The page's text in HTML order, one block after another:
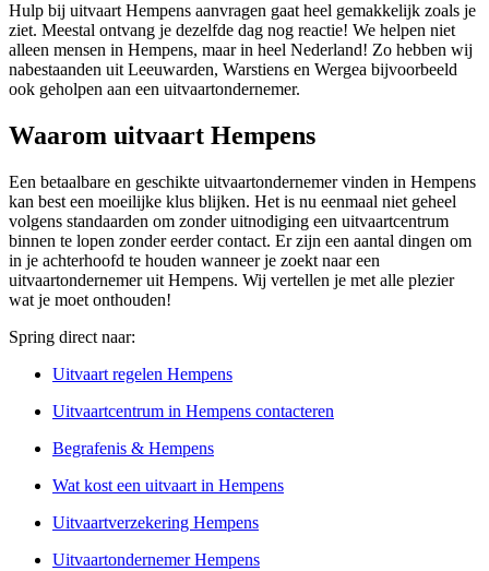
Hulp bij uitvaart Hempens aanvragen gaat heel gemakkelijk zoals je
ziet. Meestal ontvang je dezelfde dag nog reactie! We helpen niet
alleen mensen in Hempens, maar in heel Nederland! Zo hebben wij
nabestaanden uit Leeuwarden, Warstiens en Wergea bijvoorbeeld
ook geholpen aan een uitvaartondernemer.
Waarom uitvaart Hempens
Een betaalbare en geschikte uitvaartondernemer vinden in Hempens
kan best een moeilijke klus blijken. Het is nu eenmaal niet geheel
volgens standaarden om zonder uitnodiging een uitvaartcentrum
binnen te lopen zonder eerder contact. Er zijn een aantal dingen om
in je achterhoofd te houden wanneer je zoekt naar een
uitvaartondernemer uit Hempens. Wij vertellen je met alle plezier
wat je moet onthouden!
Spring direct naar:
Uitvaart regelen Hempens
Uitvaartcentrum in Hempens contacteren
Begrafenis & Hempens
Wat kost een uitvaart in Hempens
Uitvaartverzekering Hempens
Uitvaartondernemer Hempens